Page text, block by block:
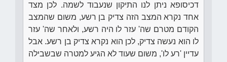
דכיסופא ניתן לנו התיקון שנעבוד לשמה. לכן מצד
אחד נקרא המצב הזה צדיק בן רשע, משום שהמצב
הקודם מטרם שה' עזר לו היה רשע, ולאחר שה' עזר
לו הוא נעשה צדיק, לכן הוא נקרא צדיק בן רשע. אבל
עדיין 'רע לו', משום שעוד לא הגיע למטרה שבשבילה